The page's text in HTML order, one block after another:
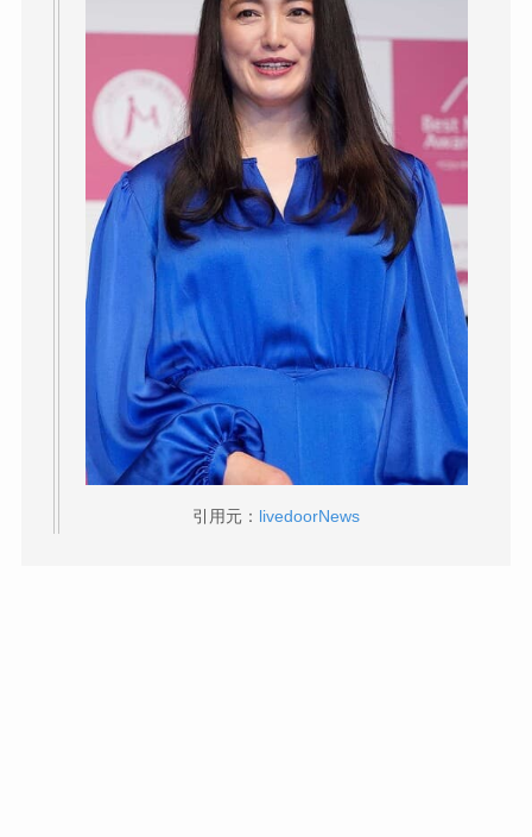
引用元： livedoorNews